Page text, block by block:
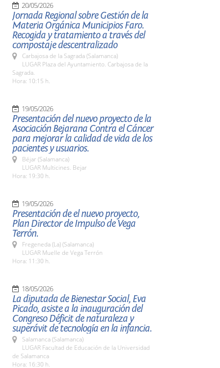
20/05/2026
Jornada Regional sobre Gestión de la
Materia Orgánica Municipios Faro.
Recogida y tratamiento a través del
compostaje descentralizado
Carbajosa de la Sagrada (Salamanca)
LUGAR Plaza del Ayuntamiento. Carbajosa de la
Sagrada.
Hora: 10:15 h.
19/05/2026
Presentación del nuevo proyecto de la
Asociación Bejarana Contra el Cáncer
para mejorar la calidad de vida de los
pacientes y usuarios.
Béjar (Salamanca)
LUGAR Multicines. Bejar
Hora: 19:30 h.
19/05/2026
Presentación de el nuevo proyecto,
Plan Director de Impulso de Vega
Terrón.
Fregeneda (La) (Salamanca)
LUGAR Muelle de Vega Terrón
Hora: 11:30 h.
18/05/2026
La diputada de Bienestar Social, Eva
Picado, asiste a la inauguración del
Congreso Déficit de naturaleza y
superávit de tecnología en la infancia.
Salamanca (Salamanca)
LUGAR Facultad de Educación de la Universidad
de Salamanca
Hora: 16:30 h.